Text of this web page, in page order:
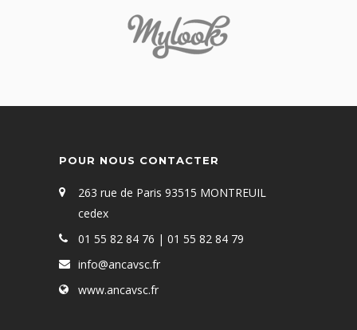
POUR NOUS CONTACTER
263 rue de Paris 93515 MONTREUIL
cedex
01 55 82 84 76 | 01 55 82 84 79
info@ancavsc.fr
www.ancavsc.fr